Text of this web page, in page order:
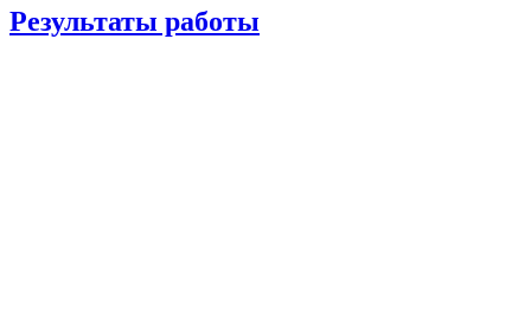
Результаты работы